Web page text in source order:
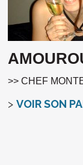
>> CHEF
>VOIR SON